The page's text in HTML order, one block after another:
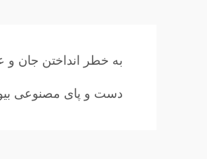
به خطر انداختن جان و
دست و پای مصنوعی